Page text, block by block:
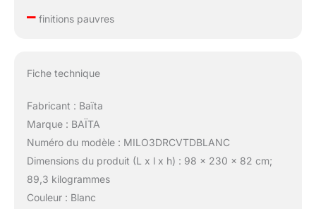
–finitions pauvres
Fiche technique
Fabricant : Baïta
Marque : BAÏTA
Numéro du modèle : MILO3DRCVTDBLANC
Dimensions du produit (L x l x h) : 98 x 230 x 82 cm;
89,3 kilogrammes
Couleur : Blanc